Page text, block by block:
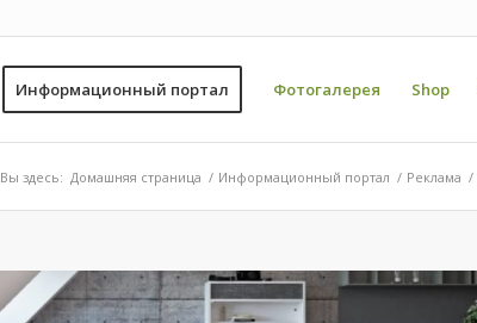
Информационный портал Фотогалерея Shop
Вы здесь: Домашняя страница / Информационный портал / Реклама /